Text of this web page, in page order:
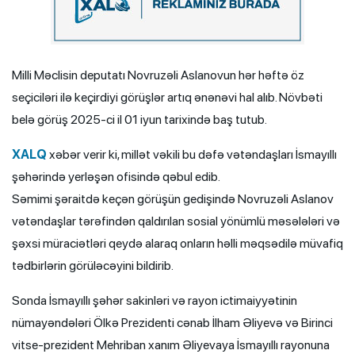
Milli Məclisin deputatı Novruzəli Aslanovun hər həftə öz
seçiciləri ilə keçirdiyi görüşlər artıq ənənəvi hal alıb. Növbəti
belə görüş 2025-ci il 01 iyun tarixində baş tutub.
XALQ xəbər verir ki, millət vəkili bu dəfə vətəndaşları İsmayıllı
şəhərində yerləşən ofisində qəbul edib.
Səmimi şəraitdə keçən görüşün gedişində Novruzəli Aslanov
vətəndaşlar tərəfindən qaldırılan sosial yönümlü məsələləri və
şəxsi müraciətləri qeydə alaraq onların həlli məqsədilə müvafiq
tədbirlərin görüləcəyini bildirib.
Sonda İsmayıllı şəhər sakinləri və rayon ictimaiyyətinin
nümayəndələri Ölkə Prezidenti cənab İlham Əliyevə və Birinci
vitse-prezident Mehriban xanım Əliyevaya İsmayıllı rayonuna